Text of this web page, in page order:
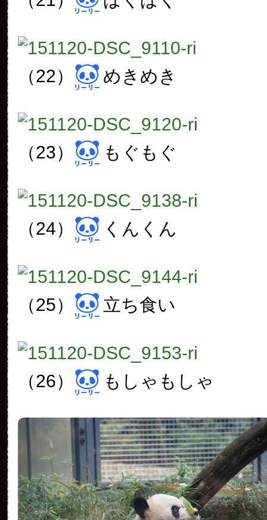
（22） めきめき
（23） もぐもぐ
（24） くんくん
（25） 立ち食い
（26） もしゃもしゃ